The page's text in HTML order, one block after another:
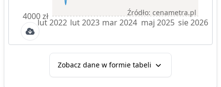
lut 2022 lut 2023 mar 2024 maj 2025 sie 2026
4000 zł Źródło: cenametra.pl
Zobacz dane w formie tabeli